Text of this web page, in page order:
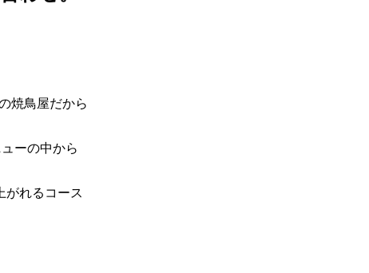
焼鳥屋だから
ーの中から
がれるコース